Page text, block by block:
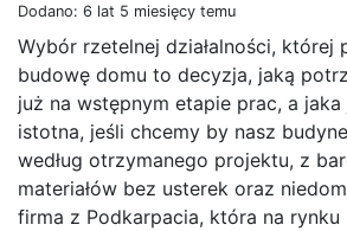
Dodano: 6 lat 5 miesięcy temu
Wybór rzetelnej działalności, której
budowę domu to decyzja, jaką
już na wstępnym etapie prac, a
istotna, jeśli chcemy by nasz
według otrzymanego projektu, z
materiałów bez usterek oraz
firma z Podkarpacia, która na rynku